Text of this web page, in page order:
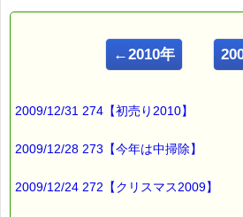
ｅパスタイム店長の
【干し柿にホチキス】
我が家では
←2010年
2009/12/31 274【初売り2010】
2009/12/28 273【今年は中掃除】
2009/12/24 272【クリスマス2009】